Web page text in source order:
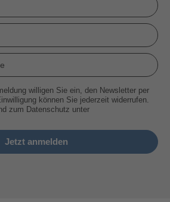
willigen Sie ein, den Newsletter per
können Sie jederzeit widerrufen.
zum Datenschutz unter